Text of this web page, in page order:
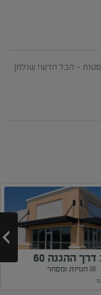
- הכל חדש! שולחן
ההגנה 60
חנויות ומסחר